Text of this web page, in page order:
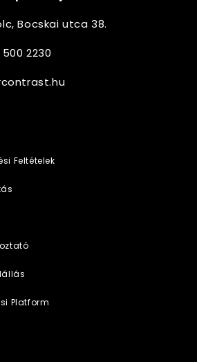
Bocskai utca 38.
2230
Feltételek
Platform